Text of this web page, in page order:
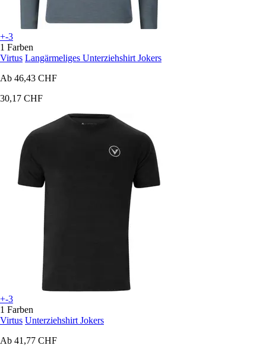
+-3
1 Farben
Virtus Langärmeliges Unterziehshirt Jokers
Ab 46,43 CHF
30,17 CHF
+-3
1 Farben
Virtus Unterziehshirt Jokers
Ab 41,77 CHF